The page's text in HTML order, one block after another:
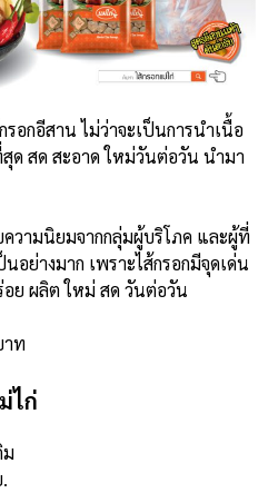
อกอีสาน ไม่ว่าจะเป็นการนำเนื้อ
ด สด สะอาด ใหม่วันต่อวัน นำมา
วามนิยมจากกลุ่มผู้บริโภค และผู้ที่
อย่างมาก เพราะไส้กรอกมีจุดเด่น
อย ผลิต ใหม่ สด วันต่อวัน
าท
ไก่